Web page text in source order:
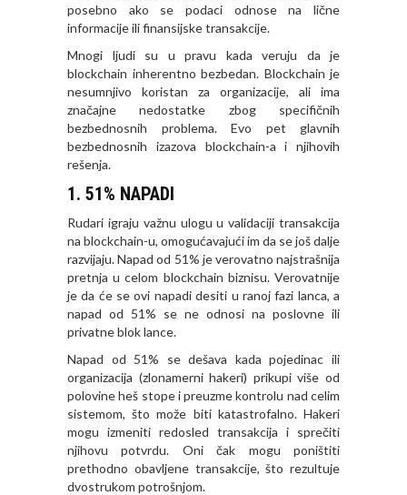
posebno ako se podaci odnose na lične
informacije ili finansijske transakcije.
Mnogi ljudi su u pravu kada veruju da je
blockchain inherentno bezbedan. Blockchain je
nesumnjivo koristan za organizacije, ali ima
značajne nedostatke zbog specifičnih
bezbednosnih problema. Evo pet glavnih
bezbednosnih izazova blockchain-a i njihovih
rešenja.
1. 51% NAPADI
Rudari igraju važnu ulogu u validaciji transakcija
na blockchain-u, omogućavajući im da se još dalje
razvijaju. Napad od 51% je verovatno najstrašnija
pretnja u celom blockchain biznisu. Verovatnije
je da će se ovi napadi desiti u ranoj fazi lanca, a
napad od 51% se ne odnosi na poslovne ili
privatne blok lance.
Napad od 51% se dešava kada pojedinac ili
organizacija (zlonamerni hakeri) prikupi više od
polovine heš stope i preuzme kontrolu nad celim
sistemom, što može biti katastrofalno. Hakeri
mogu izmeniti redosled transakcija i sprečiti
njihovu potvrdu. Oni čak mogu poništiti
prethodno obavljene transakcije, što rezultuje
dvostrukom potrošnjom.